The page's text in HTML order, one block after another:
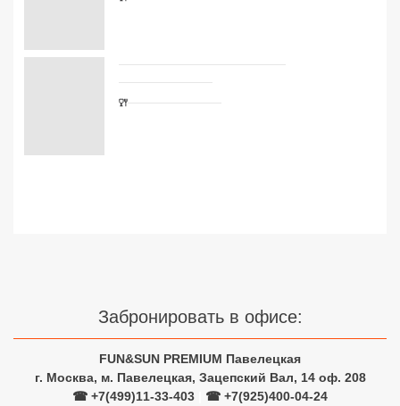
авиаперелетом из Москвы
Туры на двоих взрослых